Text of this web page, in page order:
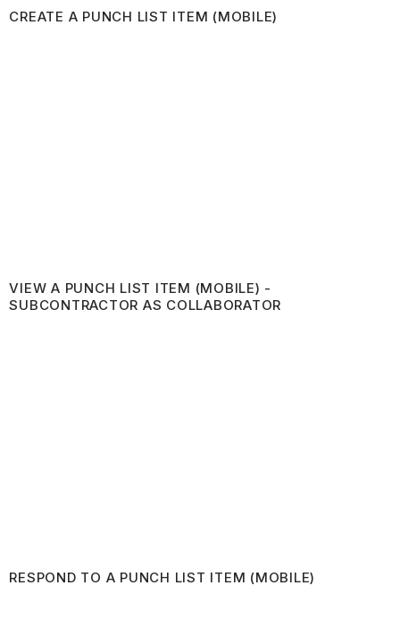
CREATE A PUNCH LIST ITEM (MOBILE)
VIEW A PUNCH LIST ITEM (MOBILE) -
SUBCONTRACTOR AS COLLABORATOR
RESPOND TO A PUNCH LIST ITEM (MOBILE)